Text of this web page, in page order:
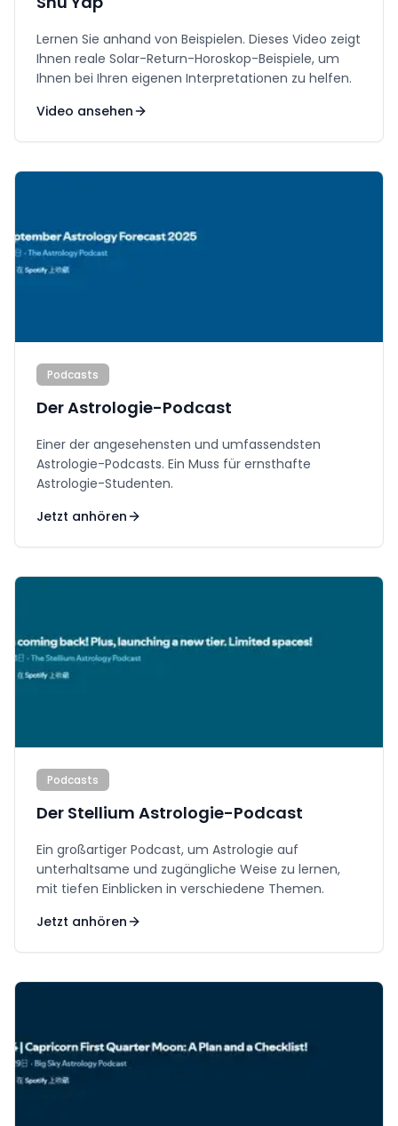
Lernen Sie anhand von Beispielen. Dieses Video zeigt
Ihnen reale Solar-Return-Horoskop-Beispiele, um
Ihnen bei Ihren eigenen Interpretationen zu helfen.
Video ansehen
Podcasts
Der Astrologie-Podcast
Einer der angesehensten und umfassendsten
Astrologie-Podcasts. Ein Muss für ernsthafte
Astrologie-Studenten.
Jetzt anhören
Podcasts
Der Stellium Astrologie-Podcast
Ein großartiger Podcast, um Astrologie auf
unterhaltsame und zugängliche Weise zu lernen,
mit tiefen Einblicken in verschiedene Themen.
Jetzt anhören